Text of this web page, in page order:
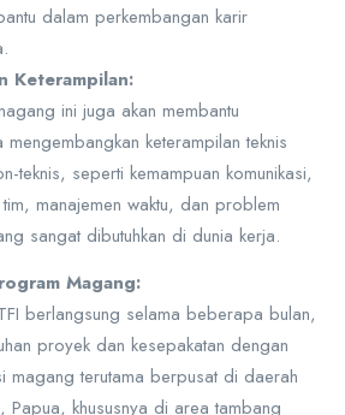
dalam perkembangan karir
Keterampilan:
ini juga akan membantu
mengembangkan keterampilan teknis
teknis, seperti kemampuan komunikasi,
manajemen waktu, dan problem
sangat dibutuhkan di dunia kerja.
Magang:
berlangsung selama beberapa bulan,
proyek dan kesepakatan dengan
magang terutama berpusat di daerah
Papua, khususnya di area tambang